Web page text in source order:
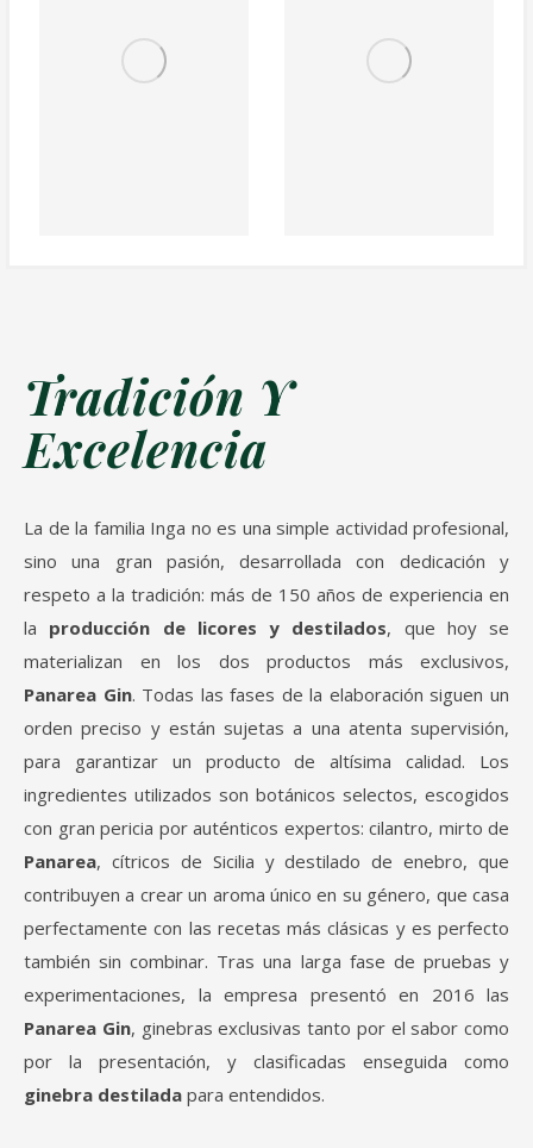
Tradición Y
Excelencia
La de la familia Inga no es una simple actividad profesional,
sino una gran pasión, desarrollada con dedicación y
respeto a la tradición: más de 150 años de experiencia en
la producción de licores y destilados, que hoy se
materializan en los dos productos más exclusivos,
Panarea Gin. Todas las fases de la elaboración siguen un
orden preciso y están sujetas a una atenta supervisión,
para garantizar un producto de altísima calidad. Los
ingredientes utilizados son botánicos selectos, escogidos
con gran pericia por auténticos expertos: cilantro, mirto de
Panarea, cítricos de Sicilia y destilado de enebro, que
contribuyen a crear un aroma único en su género, que casa
perfectamente con las recetas más clásicas y es perfecto
también sin combinar. Tras una larga fase de pruebas y
experimentaciones, la empresa presentó en 2016 las
Panarea Gin, ginebras exclusivas tanto por el sabor como
por la presentación, y clasificadas enseguida como
ginebra destilada para entendidos.